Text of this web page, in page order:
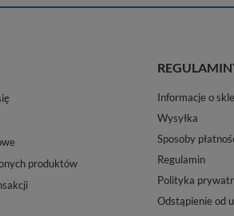
produktów
Informacje o
Wysyłka
Sposoby
Regulamin
Polityka
Odstąpienie od